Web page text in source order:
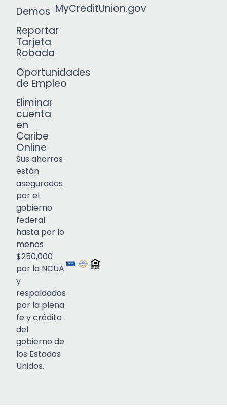
Demos
Reportar
Tarjeta
Robada
Oportunidades
de Empleo
Eliminar
cuenta
en
Caribe
Online
MyCreditUnion.gov
Sus ahorros
están
asegurados
por el
gobierno
federal
hasta por lo
menos
$250,000
por la NCUA
y
respaldados
por la plena
fe y crédito
del
gobierno de
los Estados
Unidos.